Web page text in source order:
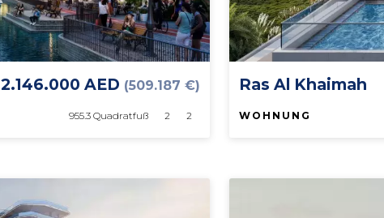
2.146.000 AED (509.187 €)
955.3 Quadratfuß 2 2
Ras Al Khaimah
WOHNUNG